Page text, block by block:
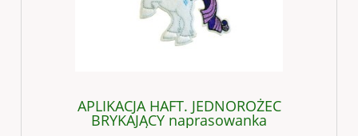
APLIKACJA HAFT. JEDNOROŻEC
BRYKAJĄCY naprasowanka